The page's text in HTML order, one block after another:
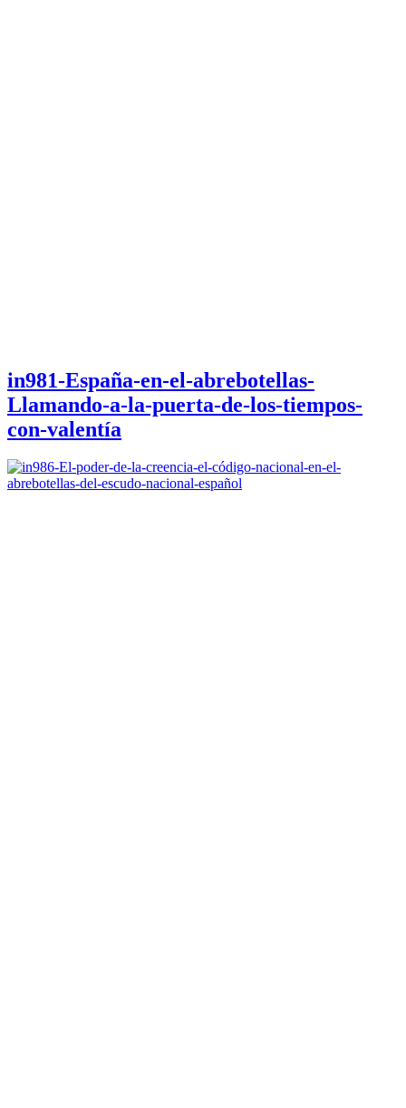
in981-España-en-el-abrebotellas-
Llamando-a-la-puerta-de-los-tiempos-
con-valentía